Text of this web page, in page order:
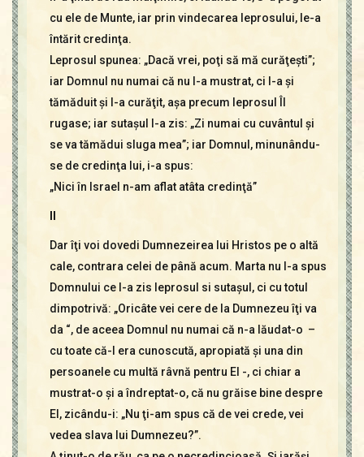
cu ele de Munte, iar prin vindecarea leprosului, le-a
întărit credinţa.
Leprosul spunea: „Dacă vrei, poţi să mă curăţeşti”;
iar Domnul nu numai că nu l-a mustrat, ci l-a şi
tămăduit şi l-a curăţit, aşa precum leprosul Îl
rugase; iar sutaşul I-a zis: „Zi numai cu cuvântul şi
se va tămădui sluga mea”; iar Domnul, minunându-
se de credinţa lui, i-a spus:
„Nici în Israel n-am aflat atâta credinţă”
Dar îţi voi dovedi Dumnezeirea lui Hristos pe o altă
cale, contrara celei de până acum. Marta nu I-a spus
Domnului ce I-a zis leprosul si sutaşul, ci cu totul
dimpotrivă: „Oricâte vei cere de la Dumnezeu îţi va
da “, de aceea Domnul nu numai că n-a lăudat-o –
cu toate că-I era cunoscută, apropiată şi una din
persoanele cu multă râvnă pentru El -, ci chiar a
mustrat-o şi a îndreptat-o, că nu grăise bine despre
El, zicându-i: „Nu ţi-am spus că de vei crede, vei
vedea slava lui Dumnezeu?”.